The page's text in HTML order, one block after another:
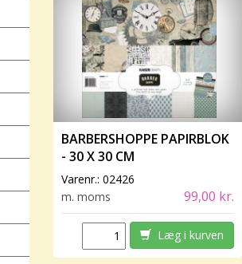
BARBERSHOPPE PAPIRBLOK
- 30 X 30 CM
Varenr.: 02426
m. moms
99,00 kr.
Læg i kurven